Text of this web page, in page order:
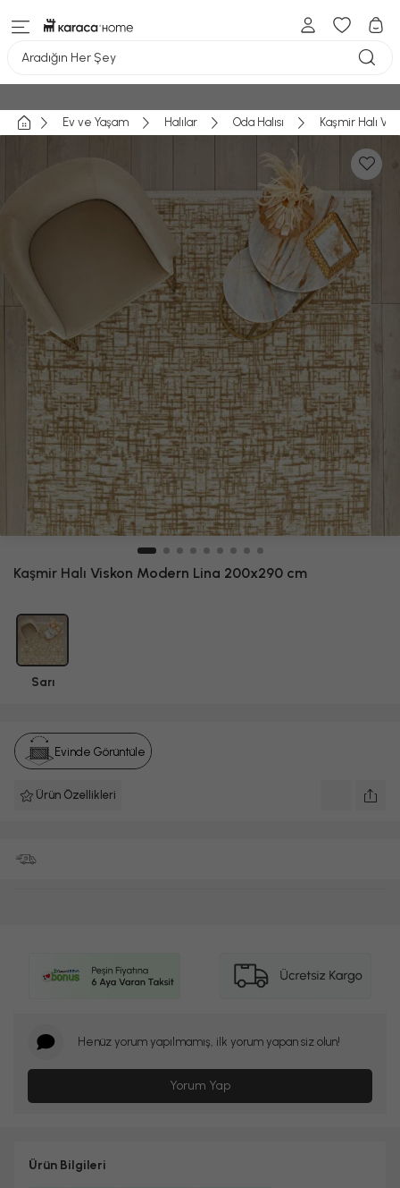
Aradığın Her Şey
Ev ve Yaşam Halılar Oda Halısı Kaşmir Halı
Kaşmir Halı Viskon Modern Lina 200x290 cm
Sarı
Evinde Görüntüle
Ürün Özellikleri
Henüz yorum yapılmamış, ilk yorum yapan siz olun!
Yorum Yap
Ürün Bilgileri